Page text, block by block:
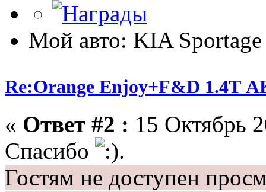
Мой авто: KIA Sportage
Re:Orange Enjoy+F&D 1.4Т
« Ответ #2 : 15 Октябрь
Спасибо
.
Гостям не доступен